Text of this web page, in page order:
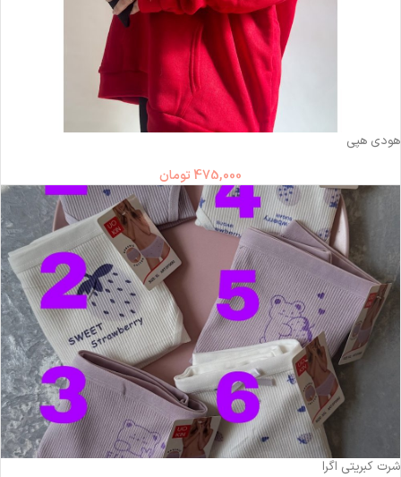
هودی هپی
475,000 تومان
شرت کبریتی اگرا